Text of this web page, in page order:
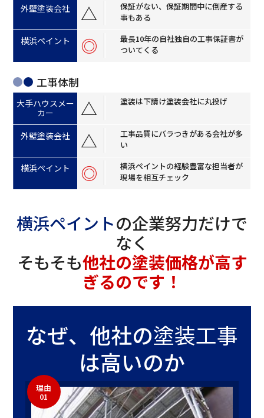
△
保証がない、保証期間中に倒産する
事もある
◎
最長10年の自社独自の工事保証書が
ついてくる
工事体制
△ 塗装は下請け塗装会社に丸投げ
△
工事品質にバラつきがある会社が多
い
◎
横浜ペイントの経験豊富な担当者が
現場を相互チェック
横浜ペイントの企業努力だけで
なく
そもそも他社の塗装価格が高す
ぎるのです！
なぜ、他社の塗装工事
は高いのか
理由
01